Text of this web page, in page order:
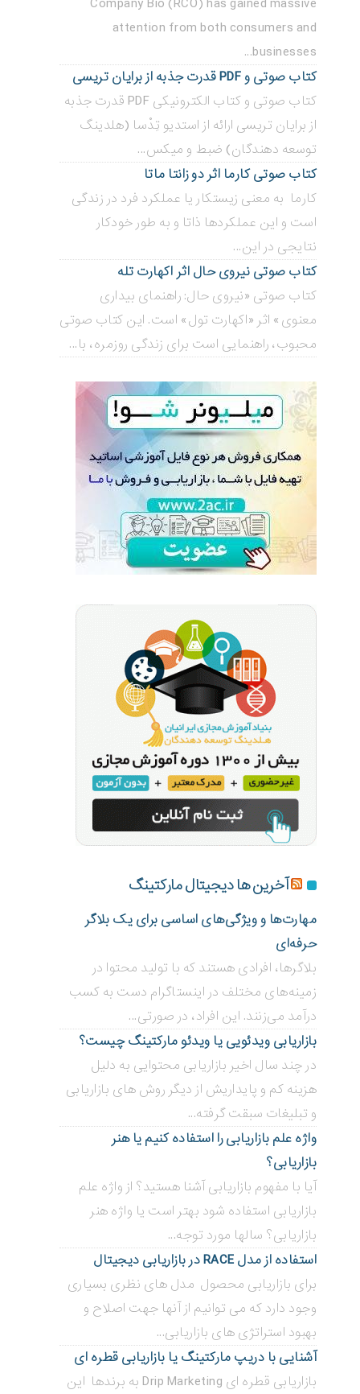
attention from both consumers and
businesses...
کتاب صوتی و PDF قدرت جذبه از برایان تریسی
کتاب صوتی و کتاب الکترونیکی PDF قدرت جذبه
از برایان تریسی ارائه از استدیو تِدْسا (هلدینگ
توسعه دهندگان) ضبط و میکس...
کتاب صوتی کارما اثر دو زانتا ماتا
کارما به معنی زیستکار یا عملکرد فرد در زندگی
است و این عملکردها ذاتا و به طور خودکار
نتایجی در این...
کتاب صوتی نیروی حال اثر اکهارت تله
کتاب صوتی «نیروی حال: راهنمای بیداری
معنوی» اثر «اکهارت تول» است. این کتاب صوتی
محبوب، راهنمایی است برای زندگی روزمره، با...
آخرین ها دیجیتال مارکتینگ
مهارت‌ها و ویژگی‌های اساسی برای یک بلاگر
حرفه‌ای
بلاگر‌ها، افرادی هستند که با تولید محتوا در
زمینه‌های مختلف در اینستاگرام دست به کسب
درآمد می‌زنند. این افراد، در صورتی...
بازاریابی ویدئویی ‌یا ویدئو مارکتینگ چیست؟
در چند سال اخیر بازاریابی محتوایی به دلیل
هزینه کم و پایداریش از دیگر روش های بازاریابی
و تبلیغات سبقت گرفته...
واژه علم بازاریابی را استفاده کنیم یا هنر
بازاریابی؟
آیا با مفهوم بازاریابی آشنا هستید؟ از واژه علم
بازاریابی استفاده شود بهتر است یا واژه هنر
بازاریابی؟ سالها مورد توجه...
استفاده از مدل RACE در بازاریابی دیجیتال
برای بازاریابی محصول مدل های نظری بسیاری
وجود دارد که می توانیم از آنها جهت اصلاح و
بهبود استراتژی های بازاریابی...
آشنایی با دریپ مارکتینگ یا بازاریابی قطره ای
بازاریابی قطره ای Drip Marketing به برندها این